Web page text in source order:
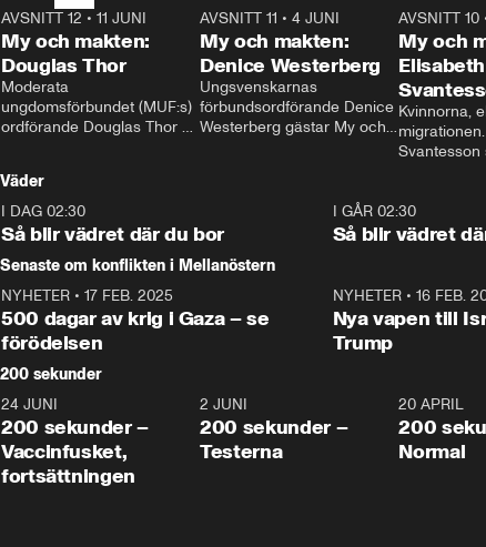
26:27
AVSNITT 12 • 11 JUNI
My och makten:
Douglas Thor
Moderata
ungdomsförbundet (MUF:s)
ordförande Douglas Thor
tonårsutvisningarna och hur
Moderaterna ska locka
väljare till valet i höst.
23:40
AVSNITT 11 •4 JUNI
My och makten:
Denice Westerberg
Ungsvenskarnas
förbundsordförande Denice
Westerberg gästar My och
AVSNITT 10
My och
Elisabeth
Kvinnorna,
Svantesson
Väder
I DAG 02:30
Så blir vädret där du bor
I GÅR 02:30
Så blir vädret
Senaste om konflikten i Mellanöstern
NYHETER • 17 FEB. 2025
500 dagar av krig i Gaza – se
förödelsen
NYHETER• 16 FEB.
Nya vapen till
Trump
200 sekunder
5:00
24 JUNI
200 sekunder –
Vaccinfusket,
fortsättningen
4:23
2 JUNI
200 sekunder –
Testerna
20 APRIL
200
Normal